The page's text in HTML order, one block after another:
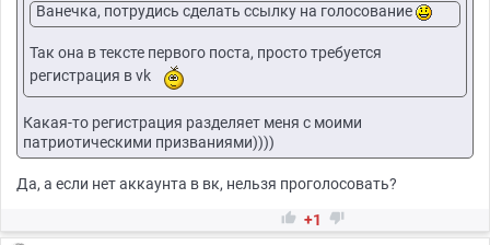
Ванечка, потрудись сделать ссылку на голосование
Так она в тексте первого поста, просто требуется
регистрация в vk
Какая-то регистрация разделяет меня с моими
патриотическими призваниями))))
Да, а если нет аккаунта в вк, нельзя проголосовать?
 +1 